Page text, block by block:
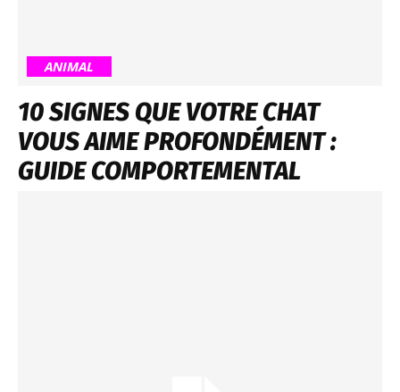
ANIMAL
10 SIGNES QUE VOTRE CHAT
VOUS AIME PROFONDÉMENT :
GUIDE COMPORTEMENTAL